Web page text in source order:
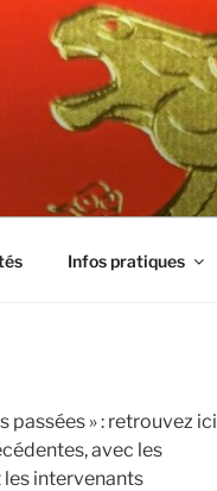
Infos pratiques
passées » : retrouvez ici
avec les
intervenants